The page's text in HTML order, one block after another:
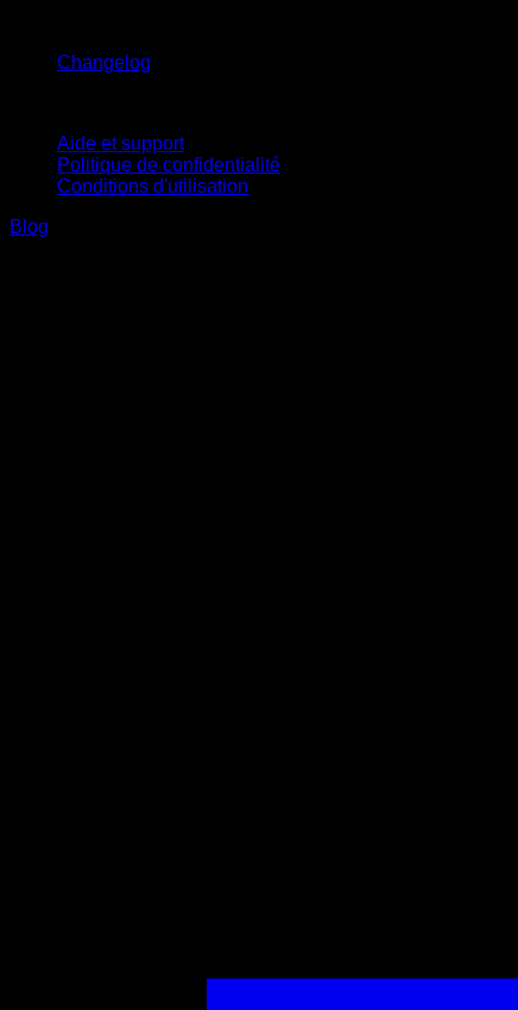
Changelog
Aide et support
Politique de confidentialité
Conditions d'utilisation
Blog